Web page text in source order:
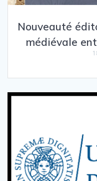
Nouveauté
médiévale